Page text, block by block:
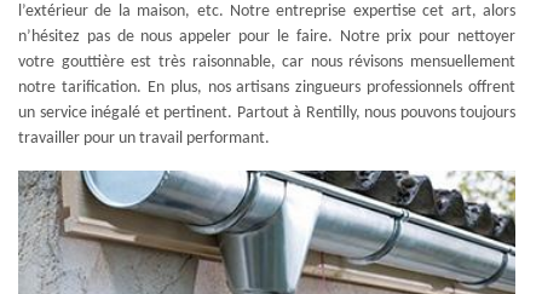
l’extérieur de la maison, etc. Notre entreprise expertise cet art, alors
n’hésitez pas de nous appeler pour le faire. Notre prix pour nettoyer
votre gouttière est très raisonnable, car nous révisons mensuellement
notre tarification. En plus, nos artisans zingueurs professionnels offrent
un service inégalé et pertinent. Partout à Rentilly, nous pouvons toujours
travailler pour un travail performant.